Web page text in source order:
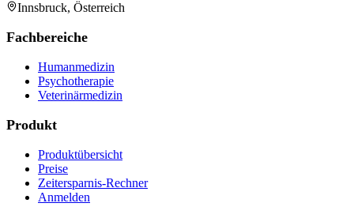
Innsbruck, Österreich
Fachbereiche
Humanmedizin
Psychotherapie
Veterinärmedizin
Produkt
Produktübersicht
Preise
Zeitersparnis-Rechner
Anmelden